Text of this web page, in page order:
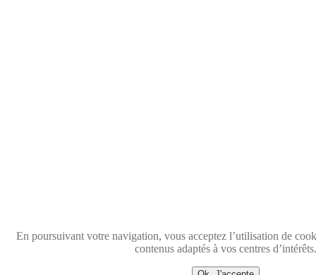
En poursuivant votre navigation, vous acceptez l’utilisation de
contenus adaptés à vos centres d’intérêts.